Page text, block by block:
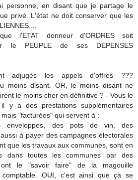
personne, en disant que je partage le
privé. L'état ne doit conserver que les
l'ETAT donneur d'ORDRES soit
le PEUPLE de ses DEPENSES
adjugés les appels d'offres ???
moins disant. OR, le moins disant ne
le moins cher en définitive ? - Vous le
y a des prestations supplémentaires
"facturées" qui servent à :
enveloppes, des pots de vin, des
à payer des campagnes électorales
que les travaux aux communes, sont en
dans toutes les communes par des
ont le "savoir faire" de la magouille
comptable. OUI, c'est ainsi que çà se